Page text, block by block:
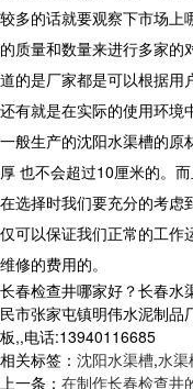
较多的话就要观察下市场上
的质量和数量来进行多家的
道的是厂家都是可以根据用
还有就是在实际的使用环境
一般生产的沈阳水渠槽的原
厚 也不会超过10厘米的。
在选择时我们要充分的考虑
仅可以保证我们正常的工作
维修的费用的。
长春检查井哪家好？长春水
民市张家屯镇明伟水泥制品
板,,电话:13940116685
相关标签： 沈阳水渠槽,水渠
上一条： 在制作长春检查井